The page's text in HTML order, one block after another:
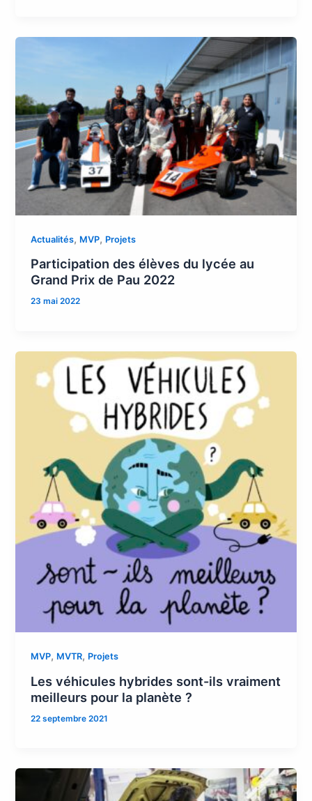
Actualités, MVP, Projets
Participation des élèves du lycée au
Grand Prix de Pau 2022
23 mai 2022
MVP, MVTR, Projets
Les véhicules hybrides sont-ils vraiment
meilleurs pour la planète ?
22 septembre 2021